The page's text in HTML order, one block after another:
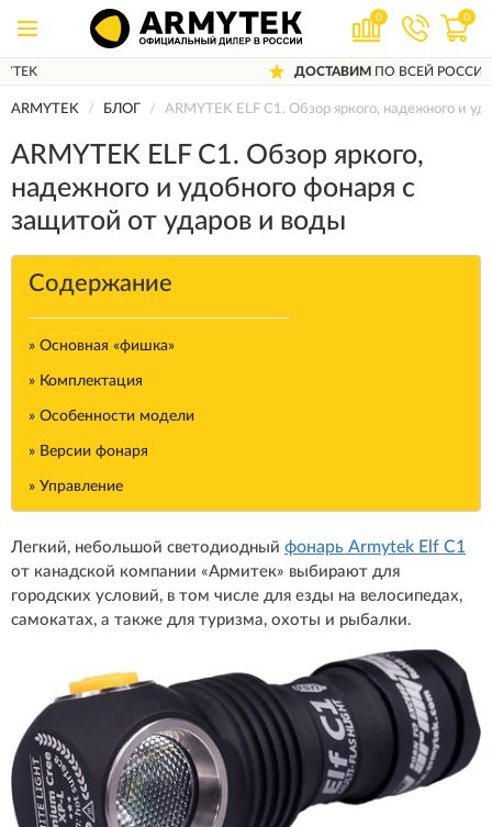
0 0
ПО ВСЕЙ РОССИИ
ARMYTEK БЛОГ ARMYTEK ELF C1. Обзор яркого, надежного и
ARMYTEK ELF C1. Обзор яркого,
надежного и удобного фонаря с
защитой от ударов и воды
Содержание
» Основная «фишка»
» Комплектация
» Особенности модели
» Версии фонаря
» Управление
Легкий, небольшой светодиодный фонарь Armytek Elf C1
от канадской компании «Армитек» выбирают для
городских условий, в том числе для езды на велосипедах,
самокатах, а также для туризма, охоты и рыбалки.